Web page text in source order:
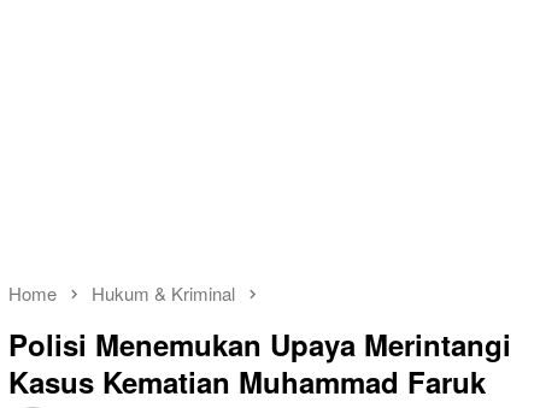
Home Hukum & Kriminal
Polisi Menemukan Upaya Merintangi
Kasus Kematian Muhammad Faruk